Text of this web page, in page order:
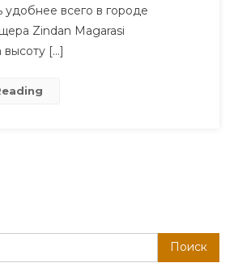
Эгейскому
Через
удобнее всего в городе
Zindan Magarasi
[…]
Поиск